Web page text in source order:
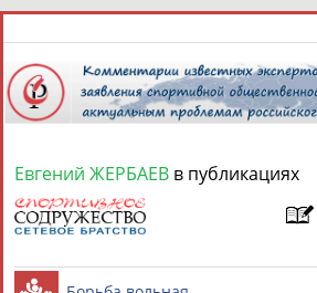
7 августа
СПОРТСМЕНЫ, ТРЕНЕРЫ И
Евгений ЖЕРБАЕВ в публикациях